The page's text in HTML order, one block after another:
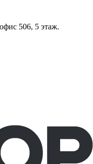
506, 5 этаж.